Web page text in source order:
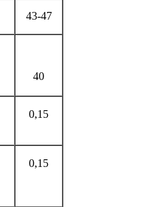
43-47
40
0,15
0,15